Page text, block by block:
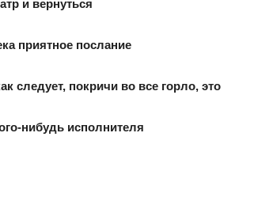
и вернуться
приятное послание
следует, покричи во все горло, это
нибудь исполнителя